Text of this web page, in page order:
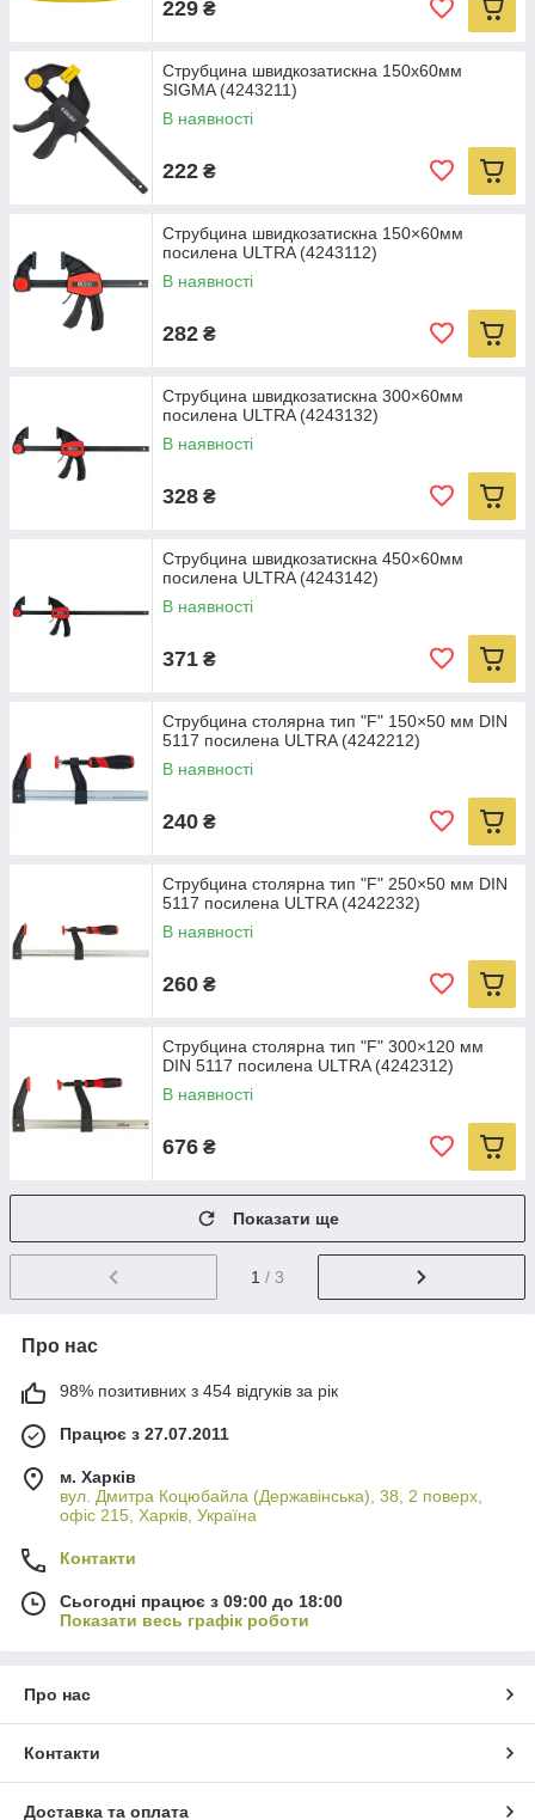
229 ₴
Струбцина швидкозатискна 150х60мм
SIGMA (4243211)
В наявності
222 ₴
Струбцина швидкозатискна 150×60мм
посилена ULTRA (4243112)
В наявності
282 ₴
Струбцина швидкозатискна 300×60мм
посилена ULTRA (4243132)
В наявності
328 ₴
Струбцина швидкозатискна 450×60мм
посилена ULTRA (4243142)
В наявності
371 ₴
Струбцина столярна тип "F" 150×50 мм DIN
5117 посилена ULTRA (4242212)
В наявності
240 ₴
Струбцина столярна тип "F" 250×50 мм DIN
5117 посилена ULTRA (4242232)
В наявності
260 ₴
Струбцина столярна тип "F" 300×120 мм
DIN 5117 посилена ULTRA (4242312)
В наявності
676 ₴
Показати ще
1 / 3
Про нас
98% позитивних з 454 відгуків за рік
Працює з 27.07.2011
м. Харків
вул. Дмитра Коцюбайла (Державінська), 38, 2 поверх,
офіс 215, Харків, Україна
Контакти
Сьогодні працює з 09:00 до 18:00
Показати весь графік роботи
Про нас
Контакти
Доставка та оплата